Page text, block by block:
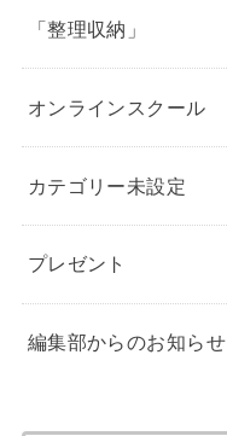
「整理収納」
オンラインスクール
カテゴリー未設定
プレゼント
編集部からのお知らせ